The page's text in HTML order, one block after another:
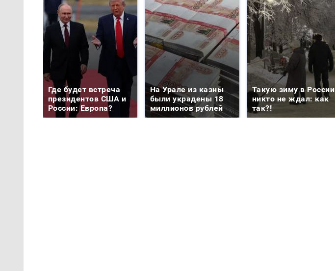
Где будет встреча
президентов США и
России: Европа?
На Урале из казны
были украдены 18
миллионов рублей
Такую зиму в России
никто не ждал: как
так?!